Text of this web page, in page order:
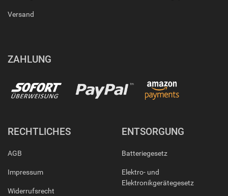
Versand
ZAHLUNG
RECHTLICHES
AGB
Impressum
Widerrufsrecht
ENTSORGUNG
Batteriegesetz
Elektro- und
Elektronikgerätegesetz